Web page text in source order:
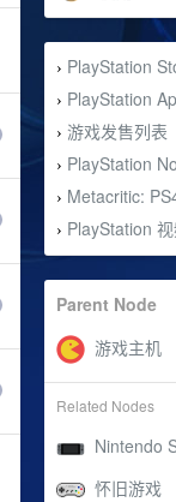
› PlayStation
› PlayStation
› 游戏发售列表
› PlayStation
› Metacritic:
› PlayStation
Parent Node
Related Nodes